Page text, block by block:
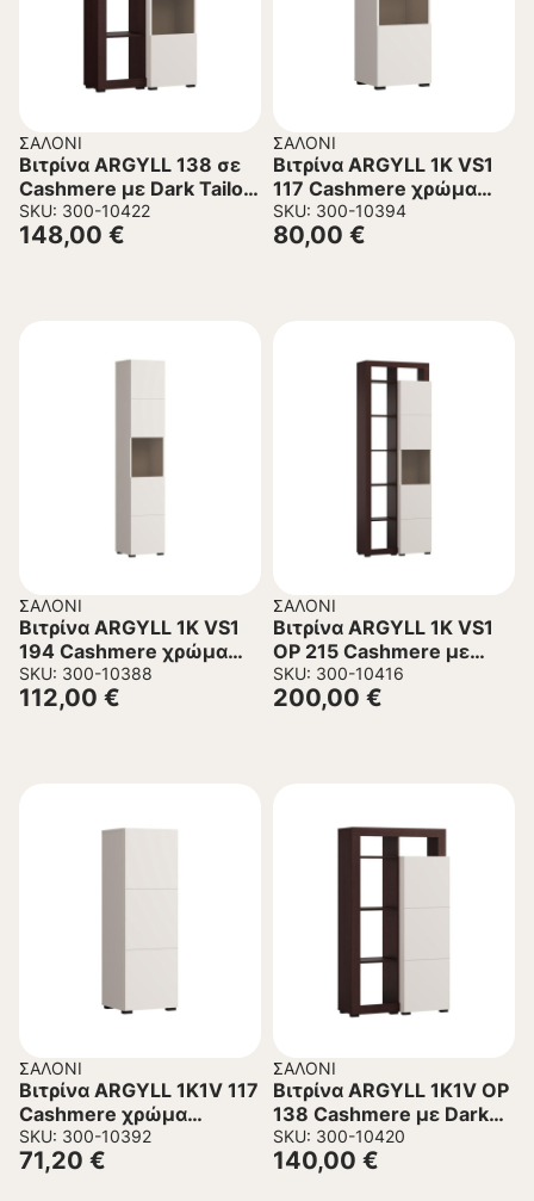
ΣΑΛΌΝΙ
Βιτρίνα ARGYLL 138 σε
Cashmere με Dark Tailor
Oak χρώμα
77x35x138εκ
SKU: 300-10422
148,00 €
ΣΑΛΌΝΙ
Βιτρίνα ARGYLL 1K VS1
117 Cashmere χρώμα
39x35x117εκ
SKU: 300-10394
80,00 €
ΣΑΛΌΝΙ
Βιτρίνα ARGYLL 1K VS1
194 Cashmere χρώμα
39x35x194εκ
SKU: 300-10388
112,00 €
ΣΑΛΌΝΙ
Βιτρίνα ARGYLL 1K VS1
OP 215 Cashmere με
Dark Tailor Oak χρώμα
77x35x215εκ
SKU: 300-10416
200,00 €
ΣΑΛΌΝΙ
Βιτρίνα ARGYLL 1K1V 117
Cashmere χρώμα
39x35x117εκ
SKU: 300-10392
71,20 €
ΣΑΛΌΝΙ
Βιτρίνα ARGYLL 1K1V OP
138 Cashmere με Dark
Tailor Oak χρώμα
77x35x138εκ
SKU: 300-10420
140,00 €